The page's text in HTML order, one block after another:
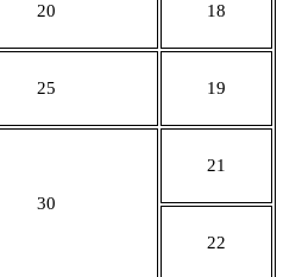
20 18
25 19
30
21
22